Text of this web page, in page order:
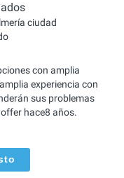
ciudad
con amplia
experiencia con
sus problemas
hace8 años.